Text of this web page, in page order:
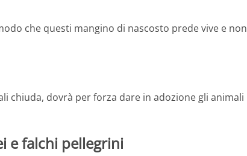
che questi mangino di nascosto prede vive e non
chiuda, dovrà per forza dare in adozione gli animali
e falchi pellegrini